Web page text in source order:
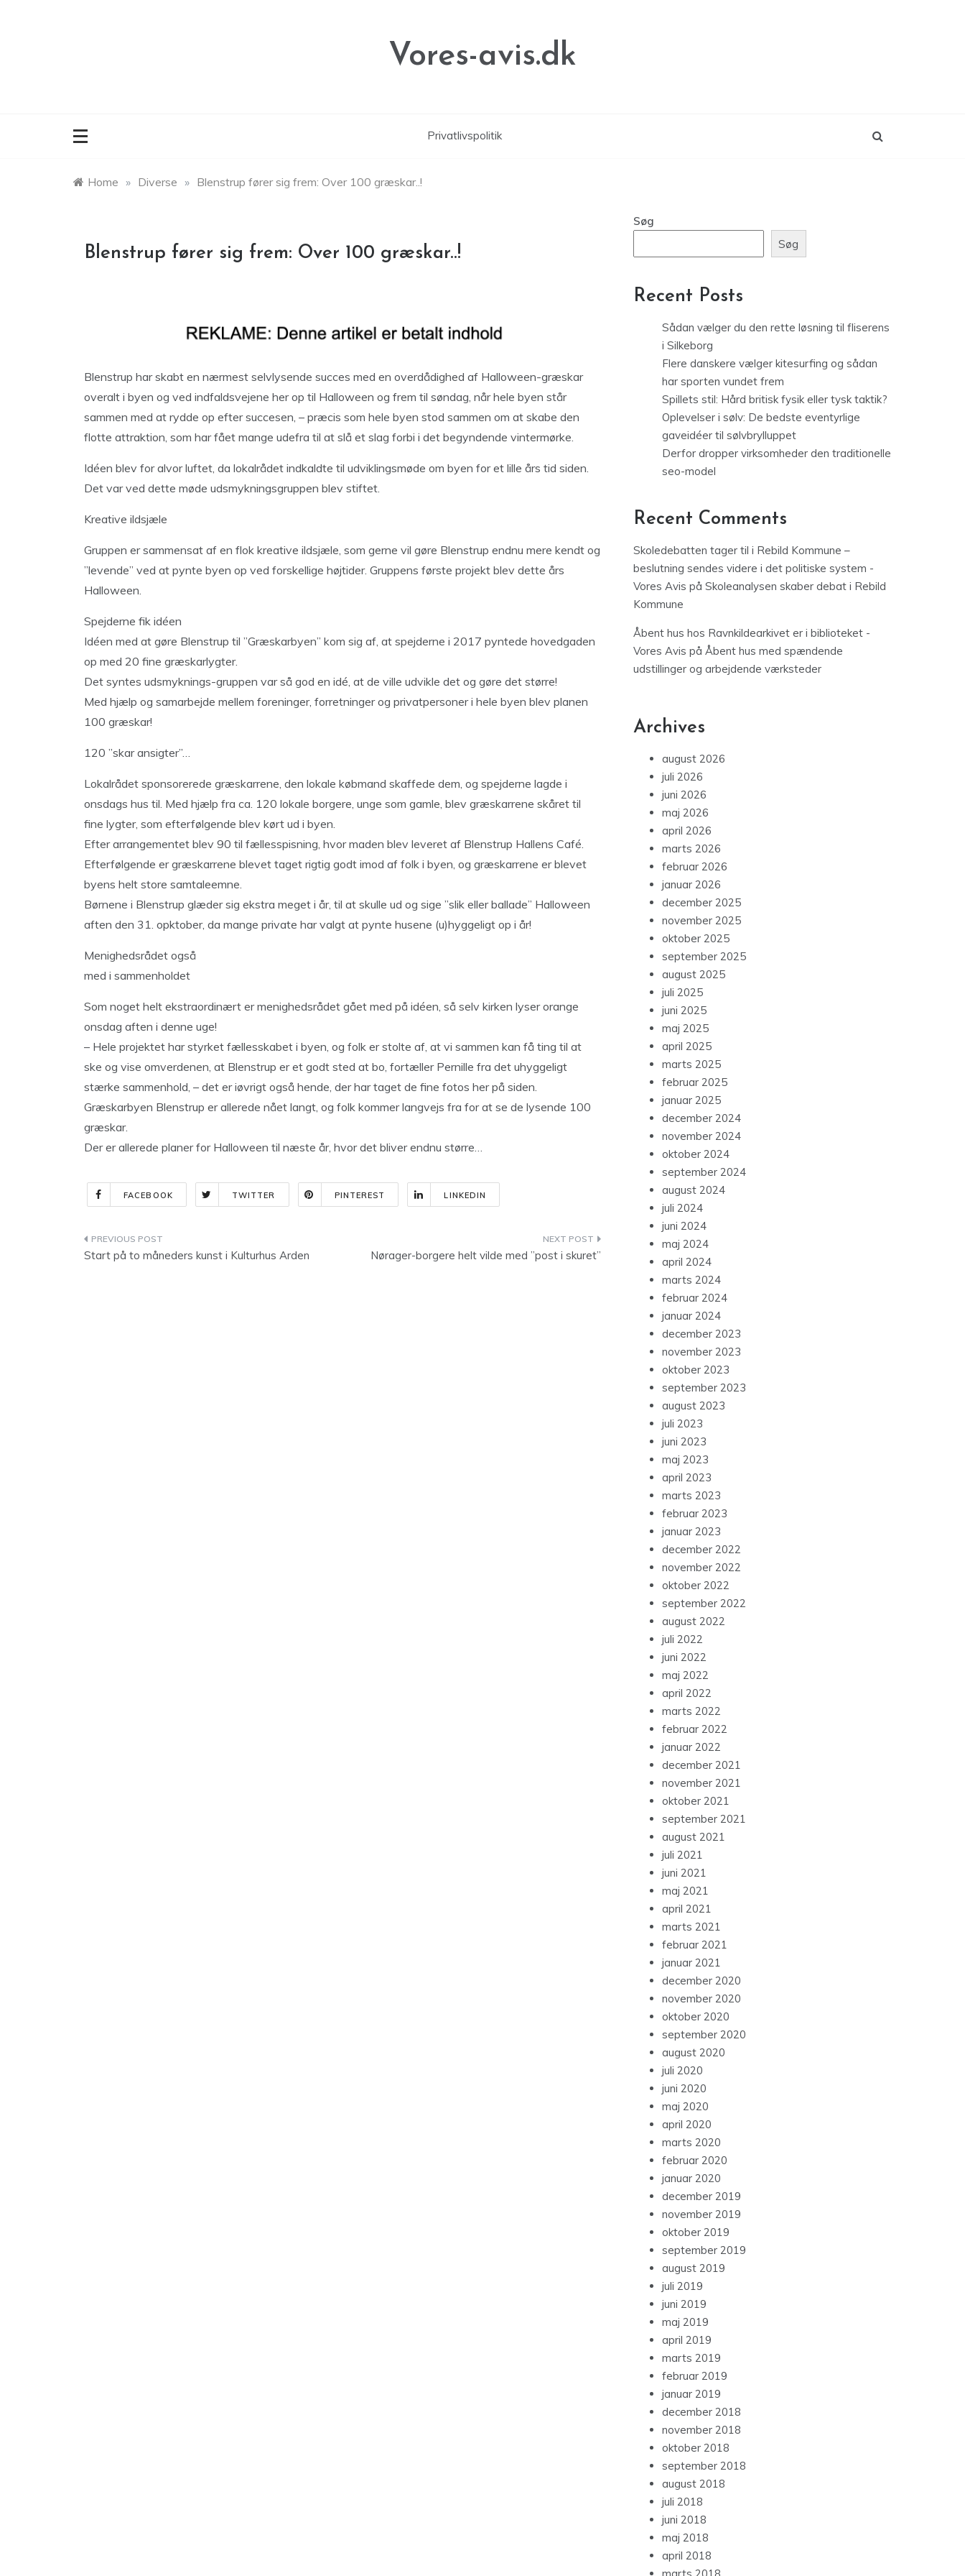
Vores-avis.dk
Privatlivspolitik
Home » Diverse » Blenstrup fører sig frem: Over 100 græskar..!
Blenstrup fører sig frem: Over 100 græskar..!
Blenstrup har skabt en nærmest selvlysende succes med en overdådighed af Halloween-græskar
overalt i byen og ved indfaldsvejene her op til Halloween og frem til søndag, når hele byen står
sammen med at rydde op efter succesen, – præcis som hele byen stod sammen om at skabe den
flotte attraktion, som har fået mange udefra til at slå et slag forbi i det begyndende vintermørke.
Idéen blev for alvor luftet, da lokalrådet indkaldte til udviklingsmøde om byen for et lille års tid siden.
Det var ved dette møde udsmykningsgruppen blev stiftet.
Kreative ildsjæle
Gruppen er sammensat af en flok kreative ildsjæle, som gerne vil gøre Blenstrup endnu mere kendt og
”levende” ved at pynte byen op ved forskellige højtider. Gruppens første projekt blev dette års
Halloween.
Spejderne fik idéen
Idéen med at gøre Blenstrup til ”Græskarbyen” kom sig af, at spejderne i 2017 pyntede hovedgaden
op med 20 fine græskarlygter.
Det syntes udsmyknings-gruppen var så god en idé, at de ville udvikle det og gøre det større!
Med hjælp og samarbejde mellem foreninger, forretninger og privatpersoner i hele byen blev planen
100 græskar!
120 ”skar ansigter”…
Lokalrådet sponsorerede græskarrene, den lokale købmand skaffede dem, og spejderne lagde i
onsdags hus til. Med hjælp fra ca. 120 lokale borgere, unge som gamle, blev græskarrene skåret til
fine lygter, som efterfølgende blev kørt ud i byen.
Efter arrangementet blev 90 til fællesspisning, hvor maden blev leveret af Blenstrup Hallens Café.
Efterfølgende er græskarrene blevet taget rigtig godt imod af folk i byen, og græskarrene er blevet
byens helt store samtaleemne.
Børnene i Blenstrup glæder sig ekstra meget i år, til at skulle ud og sige ”slik eller ballade” Halloween
aften den 31. opktober, da mange private har valgt at pynte husene (u)hyggeligt op i år!
Menighedsrådet også
med i sammenholdet
Som noget helt ekstraordinært er menighedsrådet gået med på idéen, så selv kirken lyser orange
onsdag aften i denne uge!
– Hele projektet har styrket fællesskabet i byen, og folk er stolte af, at vi sammen kan få ting til at
ske og vise omverdenen, at Blenstrup er et godt sted at bo, fortæller Pernille fra det uhyggeligt
stærke sammenhold, – det er iøvrigt også hende, der har taget de fine fotos her på siden.
Græskarbyen Blenstrup er allerede nået langt, og folk kommer langvejs fra for at se de lysende 100
græskar.
Der er allerede planer for Halloween til næste år, hvor det bliver endnu større…
FACEBOOK TWITTER PINTEREST LINKEDIN
Indlægsnavigation
Start på to måneders kunst i Kulturhus Arden Nørager-borgere helt vilde med ”post i skuret”
Søg
Søg
Recent Posts
Sådan vælger du den rette løsning til fliserens
i Silkeborg
Flere danskere vælger kitesurfing og sådan
har sporten vundet frem
Spillets stil: Hård britisk fysik eller tysk taktik?
Oplevelser i sølv: De bedste eventyrlige
gaveidéer til sølvbrylluppet
Derfor dropper virksomheder den traditionelle
seo-model
Recent Comments
Skoledebatten tager til i Rebild Kommune –
beslutning sendes videre i det politiske system -
Vores Avis på Skoleanalysen skaber debat i Rebild
Kommune
Åbent hus hos Ravnkildearkivet er i biblioteket -
Vores Avis på Åbent hus med spændende
udstillinger og arbejdende værksteder
Archives
august 2026
juli 2026
juni 2026
maj 2026
april 2026
marts 2026
februar 2026
januar 2026
december 2025
november 2025
oktober 2025
september 2025
august 2025
juli 2025
juni 2025
maj 2025
april 2025
marts 2025
februar 2025
januar 2025
december 2024
november 2024
oktober 2024
september 2024
august 2024
juli 2024
juni 2024
maj 2024
april 2024
marts 2024
februar 2024
januar 2024
december 2023
november 2023
oktober 2023
september 2023
august 2023
juli 2023
juni 2023
maj 2023
april 2023
marts 2023
februar 2023
januar 2023
december 2022
november 2022
oktober 2022
september 2022
august 2022
juli 2022
juni 2022
maj 2022
april 2022
marts 2022
februar 2022
januar 2022
december 2021
november 2021
oktober 2021
september 2021
august 2021
juli 2021
juni 2021
maj 2021
april 2021
marts 2021
februar 2021
januar 2021
december 2020
november 2020
oktober 2020
september 2020
august 2020
juli 2020
juni 2020
maj 2020
april 2020
marts 2020
februar 2020
januar 2020
december 2019
november 2019
oktober 2019
september 2019
august 2019
juli 2019
juni 2019
maj 2019
april 2019
marts 2019
februar 2019
januar 2019
december 2018
november 2018
oktober 2018
september 2018
august 2018
juli 2018
juni 2018
maj 2018
april 2018